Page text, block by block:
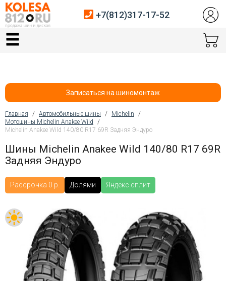
Главная
Автосервис
Датчики давления
Услуги шиномонтажа
Хранение шин
Покупателям
Контакты
Войти на сайт
+7(812)317-
+7(812)317-17-52
Записаться на шиномонтаж
Вы здесь
Главная / Автомобильные шины / Michelin
/
Мотошины Michelin Anakee Wild
/
Michelin Anakee Wild 140/80 R17 69R Задняя Эндуро
Шины Michelin Anakee Wild 140/80 R17 69R
Задняя Эндуро
Рассрочка 0 р. Долями Яндекс.сплит